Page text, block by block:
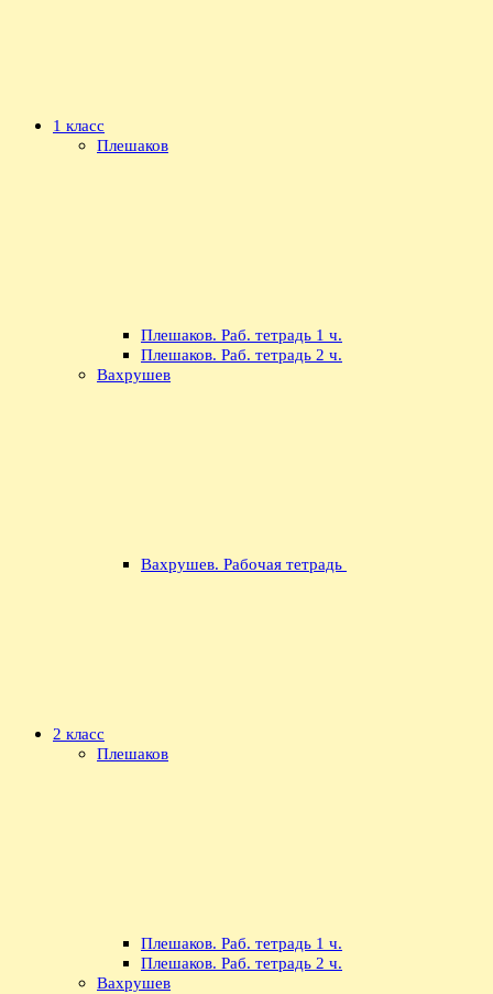
1 класс
Плешаков
Плешаков. Раб. тетрадь 1 ч.
Плешаков. Раб. тетрадь 2 ч.
Вахрушев
Вахрушев. Рабочая тетрадь
2 класс
Плешаков
Плешаков. Раб. тетрадь 1 ч.
Плешаков. Раб. тетрадь 2 ч.
Вахрушев